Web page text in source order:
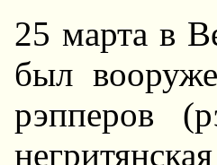
25 марта в
был
рэпперов